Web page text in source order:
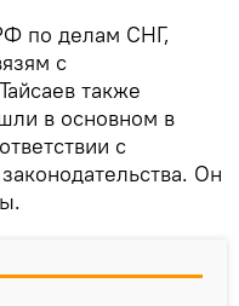
по делам СНГ,
с
также
в основном в
с
Он